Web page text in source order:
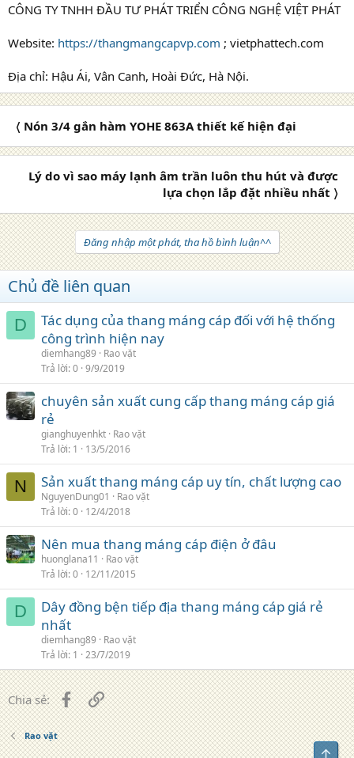
CÔNG TY TNHH ĐẦU TƯ PHÁT TRIỂN CÔNG NGHỆ VIỆT PHÁT
Website: https://thangmangcapvp.com ; vietphattech.com
Địa chỉ: Hậu Ái, Vân Canh, Hoài Đức, Hà Nội.
〈 Nón 3/4 gắn hàm YOHE 863A thiết kế hiện đại
Lý do vì sao máy lạnh âm trần luôn thu hút và được
lựa chọn lắp đặt nhiều nhất 〉
Đăng nhập một phát, tha hồ bình luận^^
Chủ đề liên quan
D
Tác dụng của thang máng cáp đối với hệ thống
công trình hiện nay
diemhang89
Rao vặt
Trả lời 0 9/9/2019
chuyên sản xuất cung cấp thang máng cáp giá
rẻ
gianghuyenhkt Rao vặt
Trả lời 1 13/5/2016
N Sản xuất thang máng cáp uy tín, chất lượng cao
NguyenDung01
Rao vặt
Trả lời 0 12/4/2018
Nên mua thang máng cáp điện ở đâu
huonglana11
Rao vặt
Trả lời 0 12/11/2015
D
Dây đồng bện tiếp địa thang máng cáp giá rẻ
nhất
diemhang89
Rao vặt
Trả lời 1 23/7/2019
Chia sẻ: FacebookLiên kết
Rao vặt
Top